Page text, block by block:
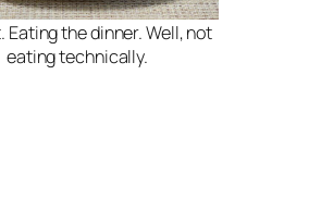
Eating the dinner. Well, not
eating technically.